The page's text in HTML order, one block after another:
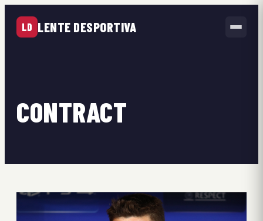
LD LENTE DESPORTIVA
CONTRACT